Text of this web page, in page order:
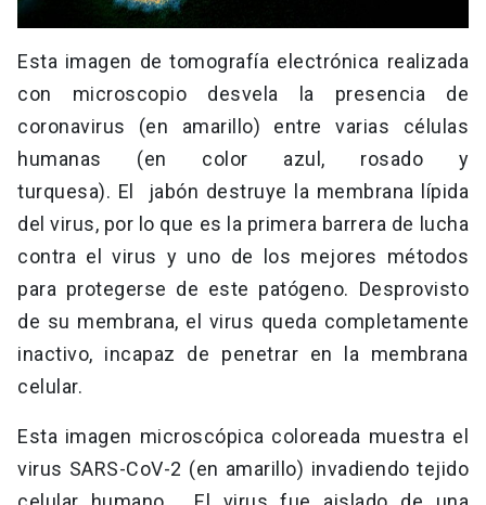
Esta imagen de tomografía electrónica realizada
con microscopio desvela la presencia de
coronavirus (en amarillo) entre varias células
humanas (en color azul, rosado y
turquesa). El jabón destruye la membrana lípida
del virus, por lo que es la primera barrera de lucha
contra el virus y uno de los mejores métodos
para protegerse de este patógeno. Desprovisto
de su membrana, el virus queda completamente
inactivo, incapaz de penetrar en la membrana
celular.
Esta imagen microscópica coloreada muestra el
virus SARS-CoV-2 (en amarillo) invadiendo tejido